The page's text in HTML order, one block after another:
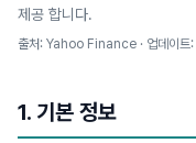
제공 합니다.
출처: Yahoo Finance · 업데이트:
1. 기본 정보